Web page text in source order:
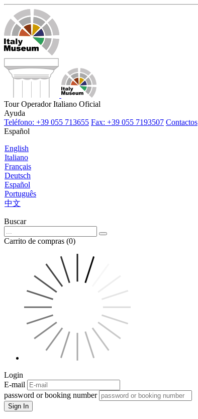
Tour Operador Italiano Oficial
Ayuda
Teléfono: +39 055 713655 Fax: +39 055 7193507 Contactos
Español
English
Italiano
Français
Deutsch
Español
Português
中文
Buscar
Carrito de compras (0)
Login
E-mail
password or booking number
Sign In